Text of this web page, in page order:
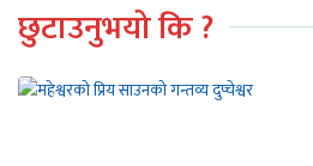
छुटाउनुभयो कि ?